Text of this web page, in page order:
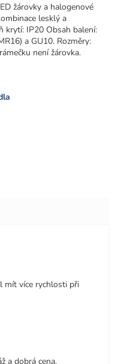
žárovky a halogenové
lesklý a
krytí: IP20 Obsah balení:
a GU10. Rozměry:
není žárovka.
5 hvězdiček.
mít více rychlosti při
5 hvězdiček.
a dobrá cena.